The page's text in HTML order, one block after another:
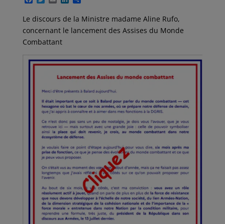
c
e
b
o
o
i
t
t
e
r
a
i
l
n
k
e
r
t
a
Le discours de la Ministre madame Aline Rufo,
concernant le lancement des Assises du Monde
Combattant